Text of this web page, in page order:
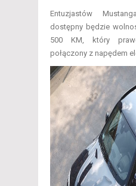
Entuzjastów
dostępny będzie
500 KM, który
połączony z napędem